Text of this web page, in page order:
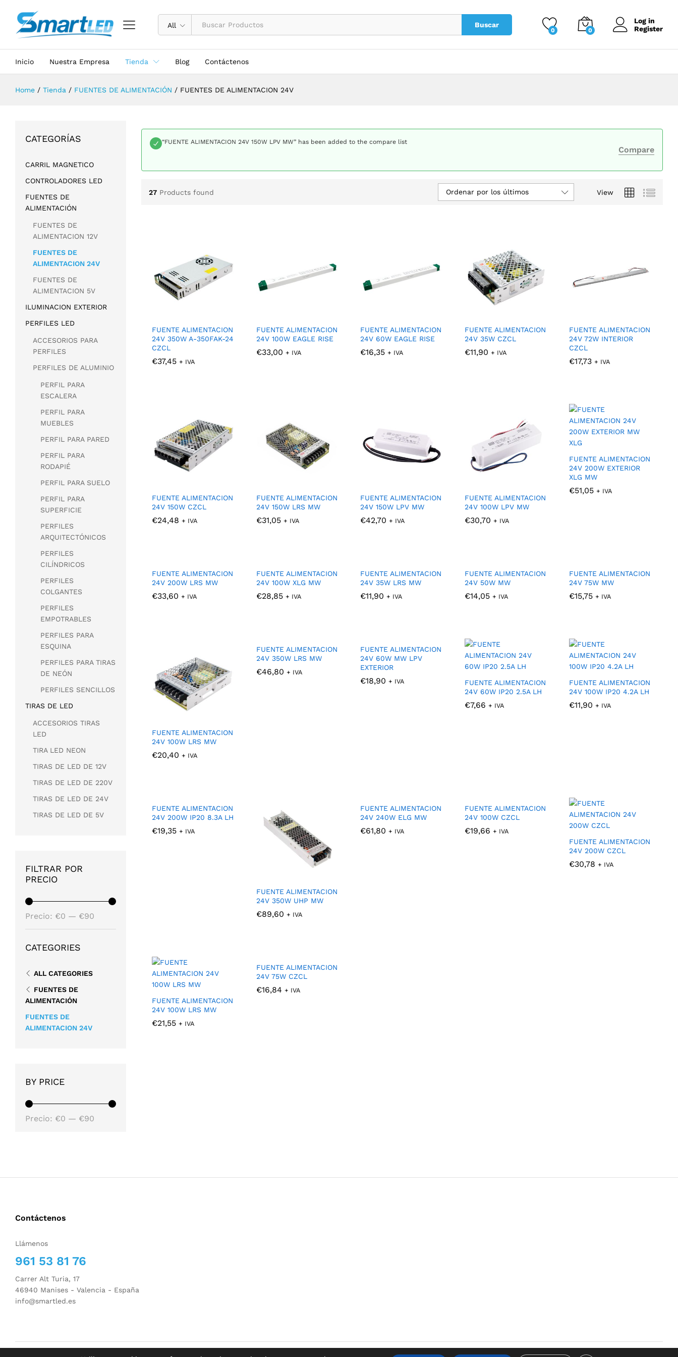
All Buscar
0 0
Log in
Register
Inicio Nuestra Empresa Tienda Blog Contáctenos
Home / Tienda / FUENTES DE ALIMENTACIÓN / FUENTES DE ALIMENTACION 24V
Compare
“FUENTE ALIMENTACION 24V 150W LPV MW” has been added to the compare list
27 Products found View
Ordenar por los últimos
FUENTE ALIMENTACION
24V 350W A-350FAK-24
CZCL
€37,45 + IVA
€37,45
FUENTE ALIMENTACION
24V 100W EAGLE RISE
€33,00 + IVA
€33,00
FUENTE ALIMENTACION
24V 60W EAGLE RISE
€16,35 + IVA
€16,35
FUENTE ALIMENTACION
24V 35W CZCL
€11,90 + IVA
€11,90
FUENTE ALIMENTACION
24V 72W INTERIOR
CZCL
€17,73 + IVA
€17,73
FUENTE ALIMENTACION
24V 150W CZCL
€24,48 + IVA
€24,48
FUENTE ALIMENTACION
24V 150W LRS MW
€31,05 + IVA
€31,05
FUENTE ALIMENTACION
24V 150W LPV MW
€42,70 + IVA
€42,70
FUENTE ALIMENTACION
24V 100W LPV MW
€30,70 + IVA
€30,70
FUENTE ALIMENTACION
24V 200W EXTERIOR
XLG MW
€51,05 + IVA
€51,05
FUENTE ALIMENTACION
24V 200W LRS MW
€33,60 + IVA
€33,60
FUENTE ALIMENTACION
24V 100W XLG MW
€28,85 + IVA
€28,85
FUENTE ALIMENTACION
24V 35W LRS MW
€11,90 + IVA
€11,90
FUENTE ALIMENTACION
24V 50W MW
€14,05 + IVA
€14,05
FUENTE ALIMENTACION
24V 75W MW
€15,75 + IVA
€15,75
FUENTE ALIMENTACION
24V 100W LRS MW
€20,40 + IVA
€20,40
FUENTE ALIMENTACION
24V 350W LRS MW
€46,80 + IVA
€46,80
FUENTE ALIMENTACION
24V 60W MW LPV
EXTERIOR
€18,90 + IVA
€18,90
FUENTE ALIMENTACION
24V 60W IP20 2.5A LH
€7,66 + IVA
€7,66
FUENTE ALIMENTACION
24V 100W IP20 4.2A LH
€11,90 + IVA
€11,90
FUENTE ALIMENTACION
24V 200W IP20 8.3A LH
€19,35 + IVA
€19,35
FUENTE ALIMENTACION
24V 350W UHP MW
€89,60 + IVA
€89,60
FUENTE ALIMENTACION
24V 240W ELG MW
€61,80 + IVA
€61,80
FUENTE ALIMENTACION
24V 100W CZCL
€19,66 + IVA
€19,66
FUENTE ALIMENTACION
24V 200W CZCL
€30,78 + IVA
€30,78
FUENTE ALIMENTACION
24V 100W LRS MW
€21,55 + IVA
€21,55
FUENTE ALIMENTACION
24V 75W CZCL
€16,84 + IVA
€16,84
CATEGORÍAS
CARRIL MAGNETICO
CONTROLADORES LED
FUENTES DE
ALIMENTACIÓN
FUENTES DE
ALIMENTACION 12V
FUENTES DE
ALIMENTACION 24V
FUENTES DE
ALIMENTACION 5V
ILUMINACION EXTERIOR
PERFILES LED
ACCESORIOS PARA
PERFILES
PERFILES DE ALUMINIO
PERFIL PARA
ESCALERA
PERFIL PARA
MUEBLES
PERFIL PARA PARED
PERFIL PARA
RODAPIÉ
PERFIL PARA SUELO
PERFIL PARA
SUPERFICIE
PERFILES
ARQUITECTÓNICOS
PERFILES
CILÍNDRICOS
PERFILES
COLGANTES
PERFILES
EMPOTRABLES
PERFILES PARA
ESQUINA
PERFILES PARA TIRAS
DE NEÓN
PERFILES SENCILLOS
TIRAS DE LED
ACCESORIOS TIRAS
LED
TIRA LED NEON
TIRAS DE LED DE 12V
TIRAS DE LED DE 220V
TIRAS DE LED DE 24V
TIRAS DE LED DE 5V
FILTRAR POR
PRECIO
mínimo
máximo
Precio: €0 — €90
CATEGORIES
ALL CATEGORIES
FUENTES DE
ALIMENTACIÓN
FUENTES DE
ALIMENTACION 24V
BY PRICE
Precio: €0 — €90
Contáctenos
Llámenos
961 53 81 76
Carrer Alt Turia, 17
46940 Manises - Valencia - España
info@smartled.es